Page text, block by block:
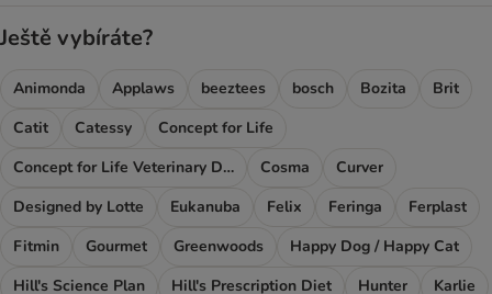
Ještě vybíráte?
Animonda Applaws beeztees bosch Bozita
Brit
Catit
Catessy
Concept for Life
Concept for Life Veterinary Diet
Cosma
Curver
Designed by Lotte
Eukanuba Felix Feringa
Ferplast
Fitmin
Gourmet Greenwoods
Happy Dog / Happy Cat
Hill's Science Plan
Hill's Prescription Diet Hunter
Karlie